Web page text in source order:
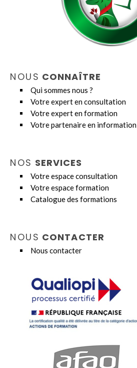
NOUS CONNAÎTRE
Qui sommes nous ?
Votre expert en consultation
Votre expert en formation
Votre partenaire en information
NOS SERVICES
Votre espace consultation
Votre espace formation
Catalogue des formations
NOUS CONTACTER
Nous contacter